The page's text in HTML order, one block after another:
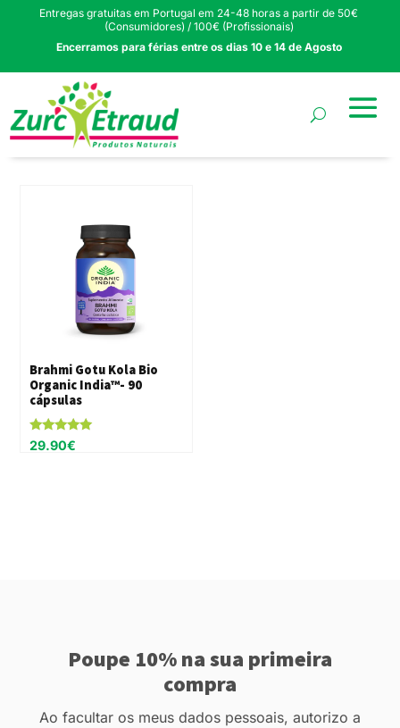
Entregas gratuitas em Portugal em 24-48 horas a partir de 50€
(Consumidores) / 100€ (Profissionais)
Encerramos para férias entre os dias 10 e 14 de Agosto
Brahmi Gotu Kola Bio
Organic India™- 90
cápsulas
Avaliação
5.00
29.90€
Poupe 10% na sua primeira
compra
Ao facultar os meus dados pessoais, autorizo a